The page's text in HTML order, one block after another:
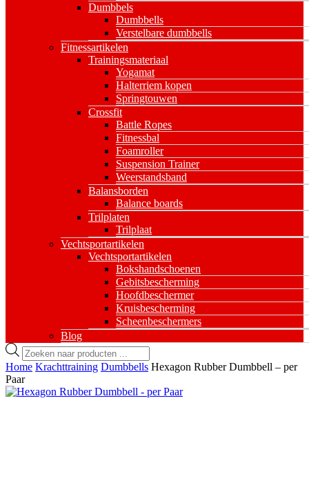
Dumbbels
Dumbbells
Verstelbare dumbbells
Fitnessartikelen
Trainingsmateriaal
Yogamat
Halterriem kopen
Springtouwen
Crossfit
Battle Ropes
Fitnessbal
Foamroller
Suspension Trainer
Weerstandsband
Balansborden
Balance boards
Trilplaten
Trilplaat
Vechtsportartikelen
Vechtsportartikelen
Bokshandschoenen
Gebitsbescherming
Hoofdbeschermer
Kruisbescherming
Scheenbeschermers
Blog
Producten
zoeken
Home Krachttraining Dumbbells Hexagon Rubber Dumbbell – per
Paar